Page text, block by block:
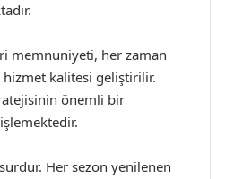
memnuniyeti, her zaman
kalitesi geliştirilir.
önemli bir
Her sezon yenilenen